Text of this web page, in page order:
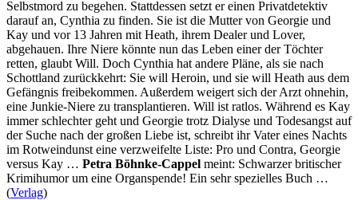
Selbstmord zu begehen. Stattdessen setzt er einen Privatdetektiv
darauf an, Cynthia zu finden. Sie ist die Mutter von Georgie und
Kay und vor 13 Jahren mit Heath, ihrem Dealer und Lover,
abgehauen. Ihre Niere könnte nun das Leben einer der Töchter
retten, glaubt Will. Doch Cynthia hat andere Pläne, als sie nach
Schottland zurückkehrt: Sie will Heroin, und sie will Heath aus dem
Gefängnis freibekommen. Außerdem weigert sich der Arzt ohnehin,
eine Junkie-Niere zu transplantieren. Will ist ratlos. Während es Kay
immer schlechter geht und Georgie trotz Dialyse und Todesangst auf
der Suche nach der großen Liebe ist, schreibt ihr Vater eines Nachts
im Rotweindunst eine verzweifelte Liste: Pro und Contra, Georgie
versus Kay … Petra Böhnke-Cappel meint: Schwarzer britischer
Krimihumor um eine Organspende! Ein sehr spezielles Buch …
(Verlag)